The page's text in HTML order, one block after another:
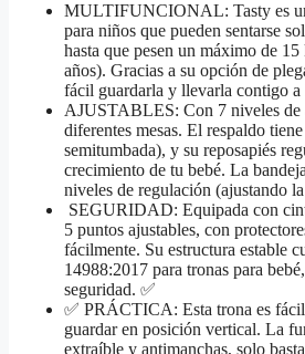
MULTIFUNCIONAL: Tasty es
para niños que pueden sentarse
hasta que pesen un máximo de
años). Gracias a su opción de
fácil guardarla y llevarla contigo a
AJUSTABLES: Con 7 niveles de
diferentes mesas. El respaldo
semitumbada), y su reposapiés
crecimiento de tu bebé. La
niveles de regulación (ajustando
SEGURIDAD: Equipada con
5 puntos ajustables, con
fácilmente. Su estructura estable
14988:2017 para tronas para
seguridad. ✅
✅ PRÁCTICA: Esta trona es
guardar en posición vertical. La
extraíble y antimanchas, solo